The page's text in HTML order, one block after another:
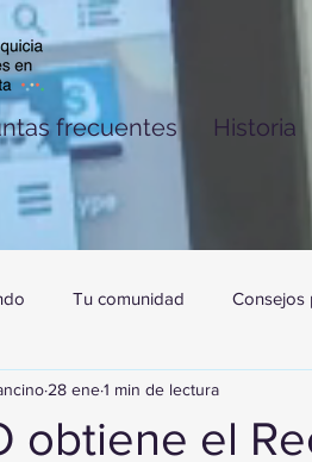
frecuentes Historia
Tu comunidad Consejos
obtiene el
28 ene1 min de lectura